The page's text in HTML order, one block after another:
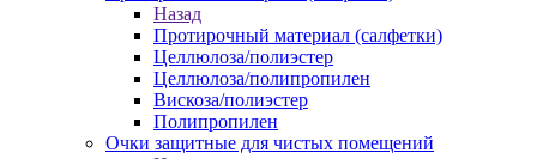
Назад
Протирочный материал (салфетки)
Целлюлоза/полиэстер
Целлюлоза/полипропилен
Вискоза/полиэстер
Полипропилен
Очки защитные для чистых помещений